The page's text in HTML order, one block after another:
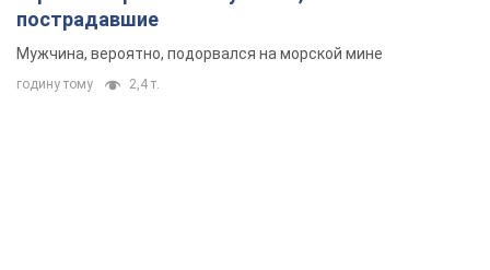
пострадавшие
Мужчина, вероятно, подорвался на морской мине
годину тому 2,4 т.